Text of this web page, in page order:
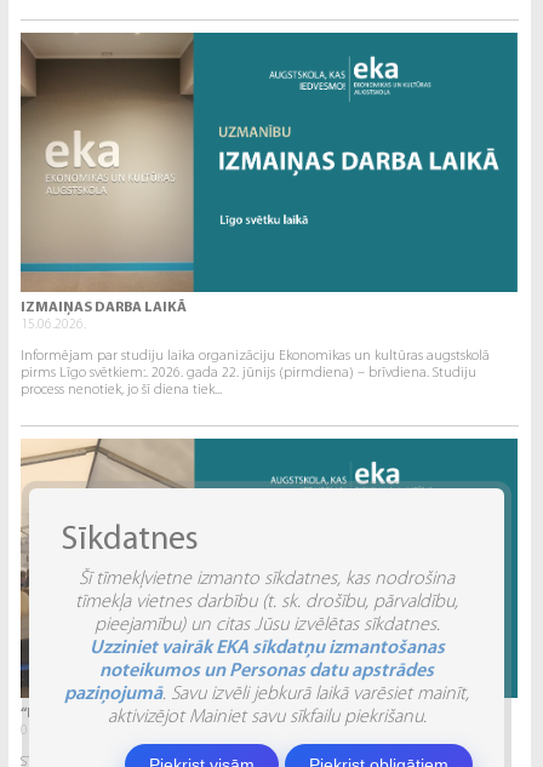
IZMAIŅAS DARBA LAIKĀ
15.06.2026.
Informējam par studiju laika organizāciju Ekonomikas un kultūras augstskolā
pirms Līgo svētkiem:. 2026. gada 22. jūnijs (pirmdiena) – brīvdiena. Studiju
process nenotiek, jo šī diena tiek...
“INVENTIO 2026” ATSKATS
04.06.2026.
STUDĒJOŠO STARPTAUTISKĀ ZINĀTNISKI PRAKTISKĀ KONFERENCE “INVENTIO 2026”.
Sīkdatnes
Šī tīmekļvietne izmanto sīkdatnes, kas nodrošina
tīmekļa vietnes darbību (t. sk. drošību, pārvaldību,
pieejamību) un citas Jūsu izvēlētas sīkdatnes.
Uzziniet vairāk EKA sīkdatņu izmantošanas
noteikumos un Personas datu apstrādes
paziņojumā. Savu izvēli jebkurā laikā varēsiet mainīt,
aktivizējot Mainiet savu sīkfailu piekrišanu.